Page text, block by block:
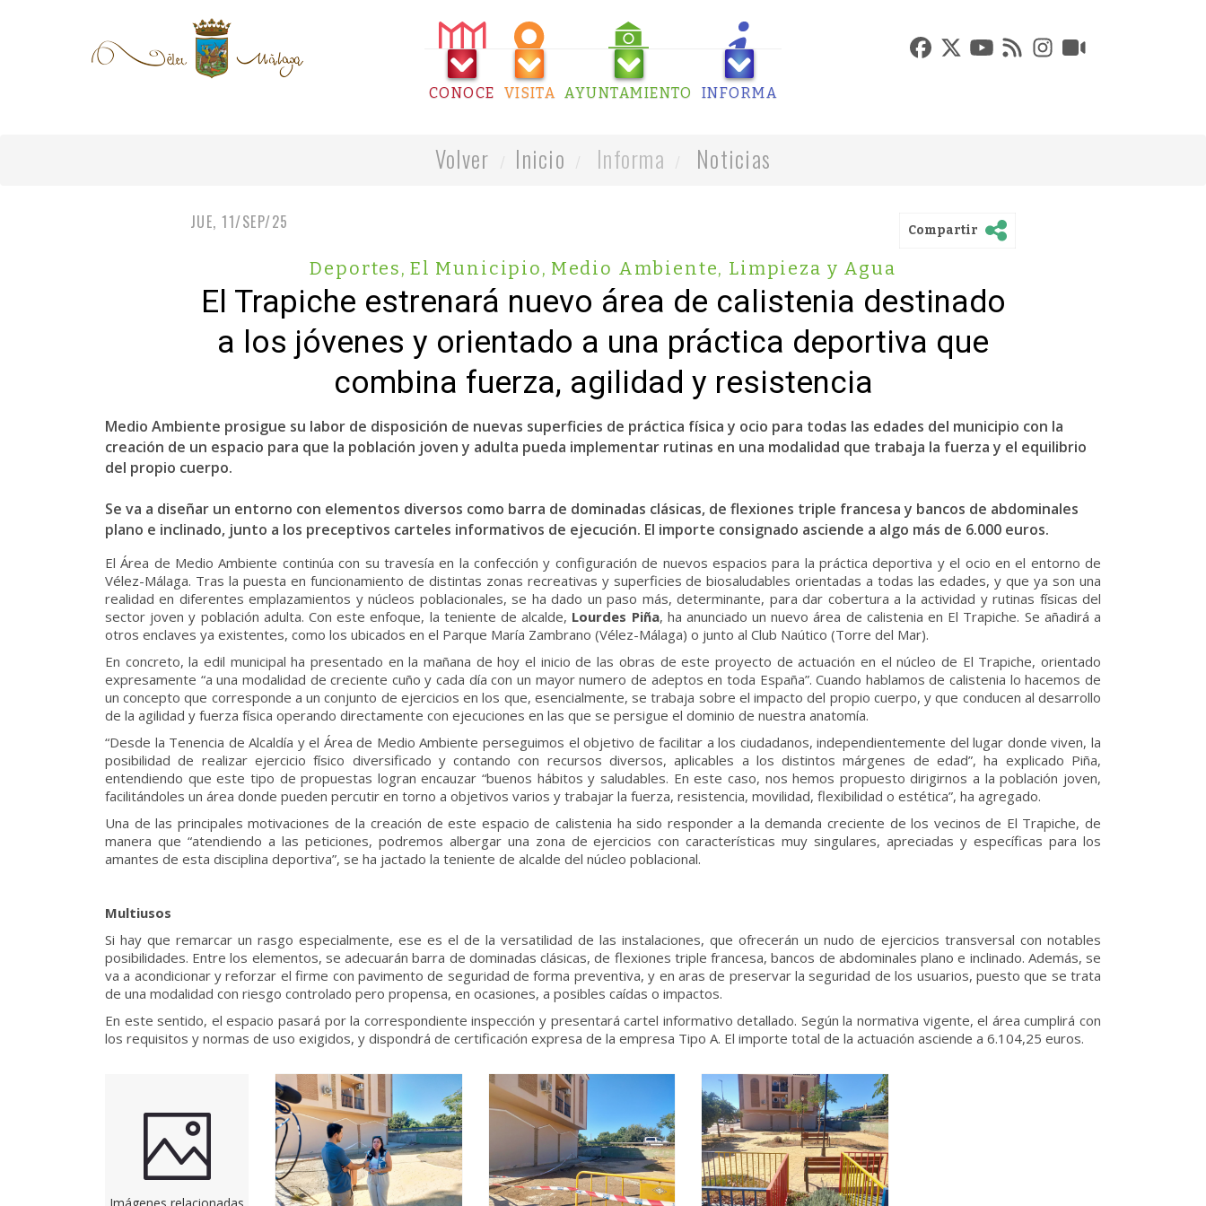
CONOCE VISITA AYUNTAMIENTO INFORMA
Volver Inicio Informa Noticias
JUE, 11/SEP/25 Compartir
Deportes, El Municipio, Medio Ambiente, Limpieza y Agua
El Trapiche estrenará nuevo área de calistenia destinado
a los jóvenes y orientado a una práctica deportiva que
combina fuerza, agilidad y resistencia
Medio Ambiente prosigue su labor de disposición de nuevas superficies de práctica física y ocio para todas las edades del municipio con la
creación de un espacio para que la población joven y adulta pueda implementar rutinas en una modalidad que trabaja la fuerza y el equilibrio
del propio cuerpo.
Se va a diseñar un entorno con elementos diversos como barra de dominadas clásicas, de flexiones triple francesa y bancos de abdominales
plano e inclinado, junto a los preceptivos carteles informativos de ejecución. El importe consignado asciende a algo más de 6.000 euros.
El Área de Medio Ambiente continúa con su travesía en la confección y configuración de nuevos espacios para la práctica deportiva y el ocio en el entorno de
Vélez-Málaga. Tras la puesta en funcionamiento de distintas zonas recreativas y superficies de biosaludables orientadas a todas las edades, y que ya son una
realidad en diferentes emplazamientos y núcleos poblacionales, se ha dado un paso más, determinante, para dar cobertura a la actividad y rutinas físicas del
sector joven y población adulta. Con este enfoque, la teniente de alcalde, Lourdes Piña, ha anunciado un nuevo área de calistenia en El Trapiche. Se añadirá a
otros enclaves ya existentes, como los ubicados en el Parque María Zambrano (Vélez-Málaga) o junto al Club Naútico (Torre del Mar).
En concreto, la edil municipal ha presentado en la mañana de hoy el inicio de las obras de este proyecto de actuación en el núcleo de El Trapiche, orientado
expresamente “a una modalidad de creciente cuño y cada día con un mayor numero de adeptos en toda España”. Cuando hablamos de calistenia lo hacemos de
un concepto que corresponde a un conjunto de ejercicios en los que, esencialmente, se trabaja sobre el impacto del propio cuerpo, y que conducen al desarrollo
de la agilidad y fuerza física operando directamente con ejecuciones en las que se persigue el dominio de nuestra anatomía.
“Desde la Tenencia de Alcaldía y el Área de Medio Ambiente perseguimos el objetivo de facilitar a los ciudadanos, independientemente del lugar donde viven, la
posibilidad de realizar ejercicio físico diversificado y contando con recursos diversos, aplicables a los distintos márgenes de edad”, ha explicado Piña,
entendiendo que este tipo de propuestas logran encauzar “buenos hábitos y saludables. En este caso, nos hemos propuesto dirigirnos a la población joven,
facilitándoles un área donde pueden percutir en torno a objetivos varios y trabajar la fuerza, resistencia, movilidad, flexibilidad o estética”, ha agregado.
Una de las principales motivaciones de la creación de este espacio de calistenia ha sido responder a la demanda creciente de los vecinos de El Trapiche, de
manera que “atendiendo a las peticiones, podremos albergar una zona de ejercicios con características muy singulares, apreciadas y específicas para los
amantes de esta disciplina deportiva”, se ha jactado la teniente de alcalde del núcleo poblacional.
Multiusos
Si hay que remarcar un rasgo especialmente, ese es el de la versatilidad de las instalaciones, que ofrecerán un nudo de ejercicios transversal con notables
posibilidades. Entre los elementos, se adecuarán barra de dominadas clásicas, de flexiones triple francesa, bancos de abdominales plano e inclinado. Además, se
va a acondicionar y reforzar el firme con pavimento de seguridad de forma preventiva, y en aras de preservar la seguridad de los usuarios, puesto que se trata
de una modalidad con riesgo controlado pero propensa, en ocasiones, a posibles caídas o impactos.
En este sentido, el espacio pasará por la correspondiente inspección y presentará cartel informativo detallado. Según la normativa vigente, el área cumplirá con
los requisitos y normas de uso exigidos, y dispondrá de certificación expresa de la empresa Tipo A. El importe total de la actuación asciende a 6.104,25 euros.